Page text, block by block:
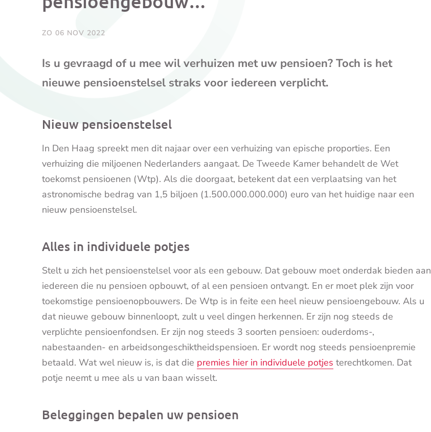
ZO 06 NOV 2022
Is u gevraagd of u mee wil verhuizen met uw pensioen? Toch is het
nieuwe pensioenstelsel straks voor iedereen verplicht.
Nieuw pensioenstelsel
In Den Haag spreekt men dit najaar over een verhuizing van epische proporties. Een
verhuizing die miljoenen Nederlanders aangaat. De Tweede Kamer behandelt de Wet
toekomst pensioenen (Wtp). Als die doorgaat, betekent dat een verplaatsing van het
astronomische bedrag van 1,5 biljoen (1.500.000.000.000) euro van het huidige naar een
nieuw pensioenstelsel.
Alles in individuele potjes
Stelt u zich het pensioenstelsel voor als een gebouw. Dat gebouw moet onderdak bieden aan
iedereen die nu pensioen opbouwt, of al een pensioen ontvangt. En er moet plek zijn voor
toekomstige pensioenopbouwers. De Wtp is in feite een heel nieuw pensioengebouw. Als u
dat nieuwe gebouw binnenloopt, zult u veel dingen herkennen. Er zijn nog steeds de
verplichte pensioenfondsen. Er zijn nog steeds 3 soorten pensioen: ouderdoms-,
nabestaanden- en arbeidsongeschiktheidspensioen. Er wordt nog steeds pensioenpremie
betaald. Wat wel nieuw is, is dat die premies hier in individuele potjes terechtkomen. Dat
potje neemt u mee als u van baan wisselt.
Beleggingen bepalen uw pensioen